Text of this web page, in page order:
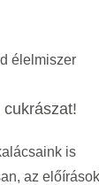
is
az